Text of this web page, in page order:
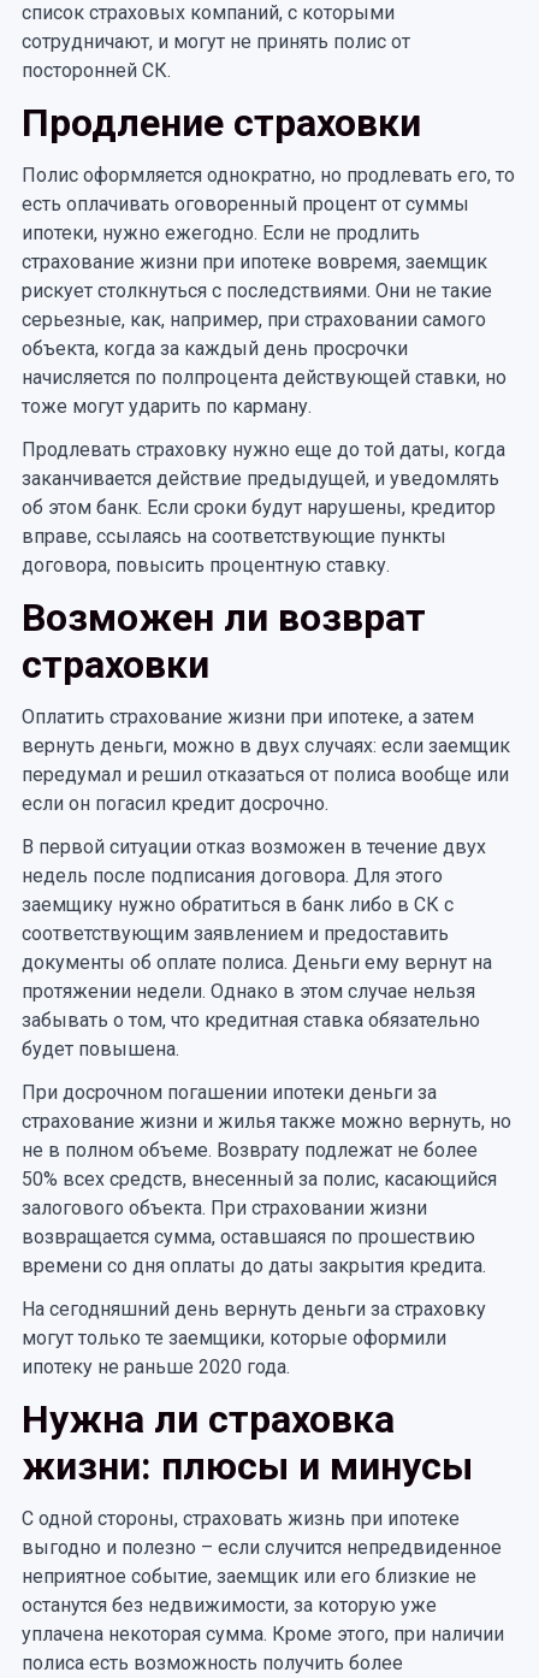
список страховых компаний, с которыми
сотрудничают, и могут не принять полис от
посторонней СК.
Продление страховки
Полис оформляется однократно, но продлевать его, то
есть оплачивать оговоренный процент от суммы
ипотеки, нужно ежегодно. Если не продлить
страхование жизни при ипотеке вовремя, заемщик
рискует столкнуться с последствиями. Они не такие
серьезные, как, например, при страховании самого
объекта, когда за каждый день просрочки
начисляется по полпроцента действующей ставки, но
тоже могут ударить по карману.
Продлевать страховку нужно еще до той даты, когда
заканчивается действие предыдущей, и уведомлять
об этом банк. Если сроки будут нарушены, кредитор
вправе, ссылаясь на соответствующие пункты
договора, повысить процентную ставку.
Возможен ли возврат
страховки
Оплатить страхование жизни при ипотеке, а затем
вернуть деньги, можно в двух случаях: если заемщик
передумал и решил отказаться от полиса вообще или
если он погасил кредит досрочно.
В первой ситуации отказ возможен в течение двух
недель после подписания договора. Для этого
заемщику нужно обратиться в банк либо в СК с
соответствующим заявлением и предоставить
документы об оплате полиса. Деньги ему вернут на
протяжении недели. Однако в этом случае нельзя
забывать о том, что кредитная ставка обязательно
будет повышена.
При досрочном погашении ипотеки деньги за
страхование жизни и жилья также можно вернуть, но
не в полном объеме. Возврату подлежат не более
50% всех средств, внесенный за полис, касающийся
залогового объекта. При страховании жизни
возвращается сумма, оставшаяся по прошествию
времени со дня оплаты до даты закрытия кредита.
На сегодняшний день вернуть деньги за страховку
могут только те заемщики, которые оформили
ипотеку не раньше 2020 года.
Нужна ли страховка
жизни: плюсы и минусы
С одной стороны, страховать жизнь при ипотеке
выгодно и полезно – если случится непредвиденное
неприятное событие, заемщик или его близкие не
останутся без недвижимости, за которую уже
уплачена некоторая сумма. Кроме этого, при наличии
полиса есть возможность получить более